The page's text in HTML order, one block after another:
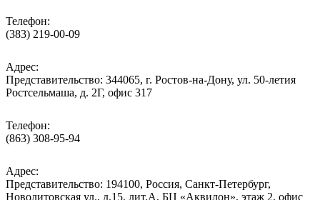
Телефон:
(383) 219-00-09
Адрес:
Представительство: 344065, г. Ростов-на-Дону, ул. 50-летия
Ростсельмаша, д. 2Г, офис 317
Телефон:
(863) 308-95-94
Адрес:
Представительство: 194100, Россия, Санкт-Петербург,
Новолитовская ул., д.15, лит.А, БЦ «Аквилон», этаж 2, офис